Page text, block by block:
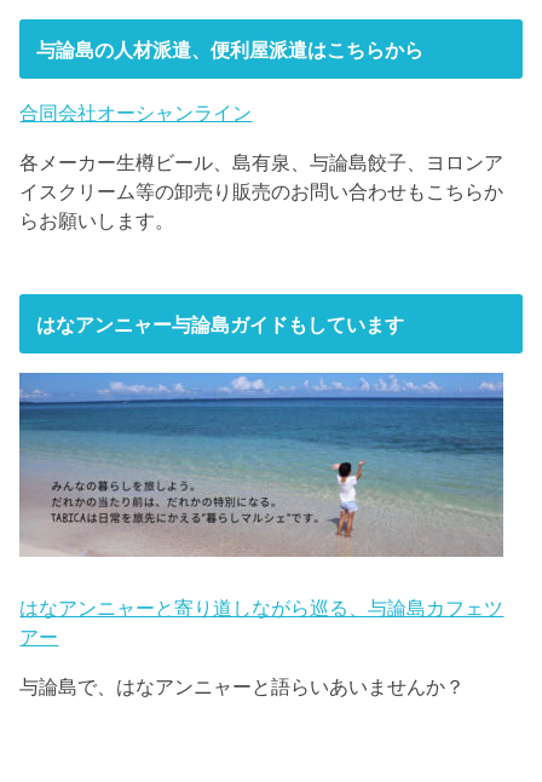
与論島の人材派遣、便利屋派遣はこちらから
合同会社オーシャンライン
各メーカー生樽ビール、島有泉、与論島餃子、ヨロンア
イスクリーム等の卸売り販売のお問い合わせもこちらか
らお願いします。
はなアンニャー与論島ガイドもしています
はなアンニャーと寄り道しながら巡る、与論島カフェツ
アー
与論島で、はなアンニャーと語らいあいませんか？